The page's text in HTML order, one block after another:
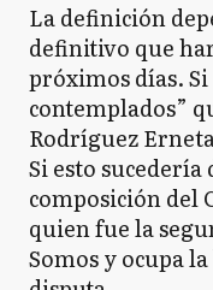
La definición
definitivo que
próximos días.
contemplados”
Rodríguez
Si esto
composición del
quien fue la
Somos y ocupa